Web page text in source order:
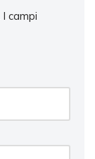
I campi